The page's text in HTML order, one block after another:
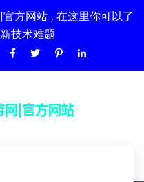
方网站 , 在这里你可以了
技术难题